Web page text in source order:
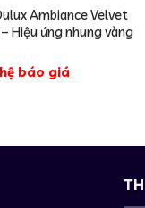
Ambiance Velvet
Hiệu ứng nhung vàng
báo giá